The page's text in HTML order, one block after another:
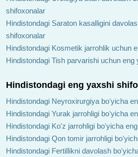
shifoxonalar
Hindistondagi Saraton kasalligini
shifoxonalar
Hindistondagi Kosmetik jarrohlik uchun
Hindistondagi Tish parvarishi uchun
Hindistondagi eng yaxshi
Hindistondagi Neyroxirurgiya boʻyicha
Hindistondagi Yurak jarrohligi boʻyicha
Hindistondagi Ko'z jarrohligi boʻyicha
Hindistondagi Qon tomir jarrohligi
Hindistondagi Fertillikni davolash